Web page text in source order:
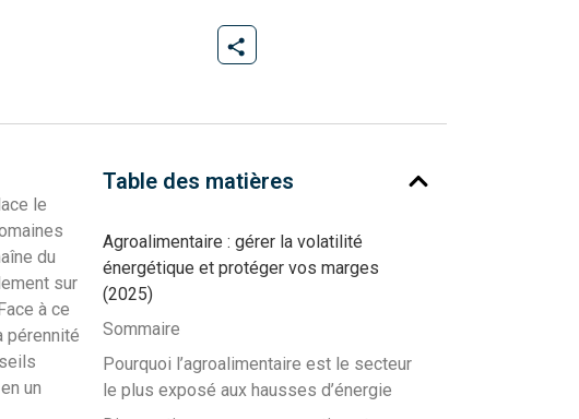
le
du
sur
à ce
pérennité
un
Table des matières
Agroalimentaire : gérer la volatilité
énergétique et protéger vos marges
(2025)
Sommaire
Pourquoi l’agroalimentaire est le secteur
le plus exposé aux hausses d’énergie